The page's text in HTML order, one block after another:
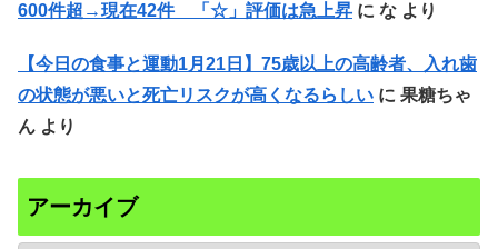
600件超→現在42件 「☆」評価は急上昇 に な より
【今日の食事と運動1月21日】75歳以上の高齢者、入れ歯
の状態が悪いと死亡リスクが高くなるらしい に 果糖ちゃ
ん より
アーカイブ